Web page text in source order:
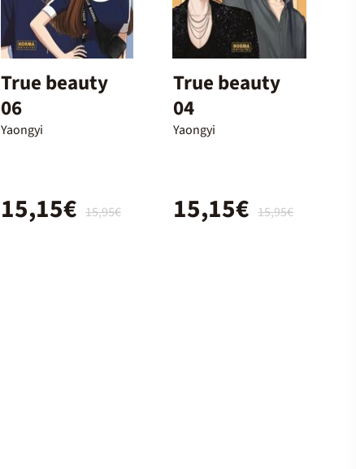
True beauty
06
Yaongyi
15,95€
15,15€
True beauty
04
Yaongyi
15,95€
15,15€